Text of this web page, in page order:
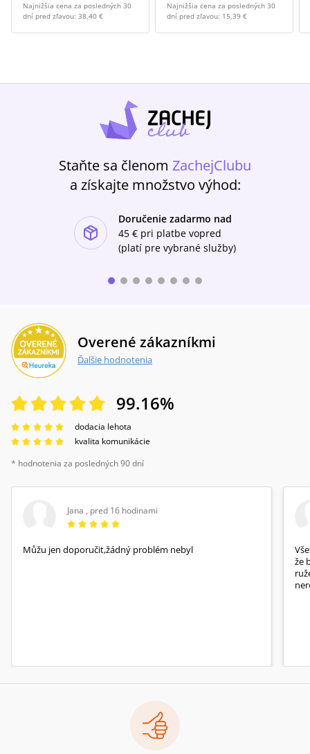
Najnižšia cena za posledných 30
dní pred zľavou: 38,40 €
Najnižšia cena za posledných 30
dní pred zľavou: 15,39 €
Staňte sa členom ZachejClubu
a získajte množstvo výhod:
Doručenie zadarmo nad
45 € pri platbe vopred
(platí pre vybrané služby)
Overené zákazníkmi
Ďalšie hodnotenia
99.16%
dodacia lehota
kvalita komunikácie
* hodnotenia za posledných 90 dní
Jana , pred 16 hodinami
Můžu jen doporučit,žádný problém nebyl
že